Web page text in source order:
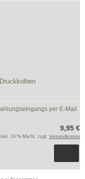
per E-Mail
9,95 €
inkl. 19 % MwSt. zzgl. Versandkosten